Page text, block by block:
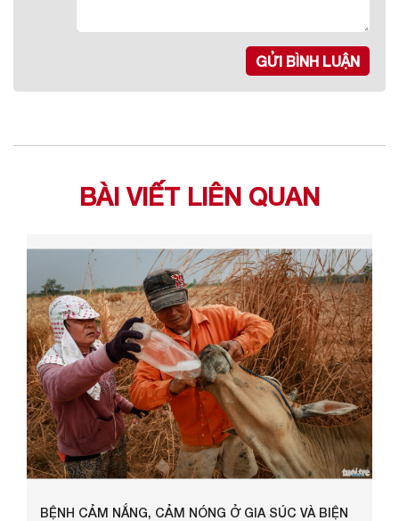
GỬI BÌNH LUẬN
BÀI VIẾT LIÊN QUAN
BỆNH CẢM NẮNG, CẢM NÓNG Ở GIA SÚC VÀ BIỆN